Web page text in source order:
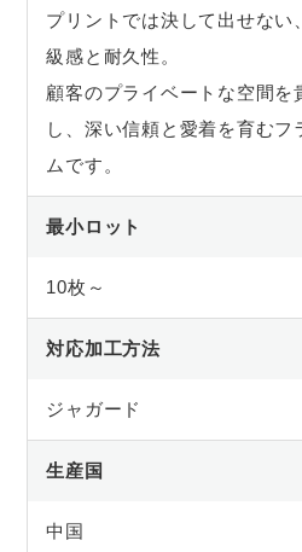
プリントでは決して出せない
級感と耐久性。
顧客のプライベートな空間を
し、深い信頼と愛着を育むフ
ムです。
最小ロット
10枚～
対応加工方法
ジャガード
生産国
中国